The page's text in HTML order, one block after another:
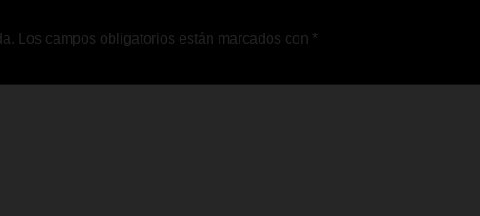
Los campos obligatorios están marcados con *